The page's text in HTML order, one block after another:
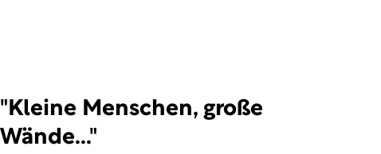
"Kleine Menschen, große
Wände..."